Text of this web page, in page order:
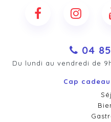
04
Du lundi au vendredi de
Cap